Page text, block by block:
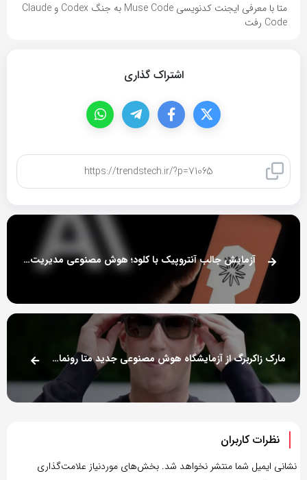
متا با معرفی ایجنت کدنویسی Muse Code به جنگ Codex و Claude
Code رفت
اشتراک گذاری
آزمایش جالب آنتروپیک با کلود؛ هوش مصنوعی مدیریت یک فروشگاه را برعهده گرفت
مارک زاکربرگ از آزمایشگاه هوش مصنوعی جدید متا رونمایی کرد؛ رقابت جدی‌تر با OpenAI
نظرات کاربران
نشانی ایمیل شما منتشر نخواهد شد. بخش‌های موردنیاز علامت‌گذاری